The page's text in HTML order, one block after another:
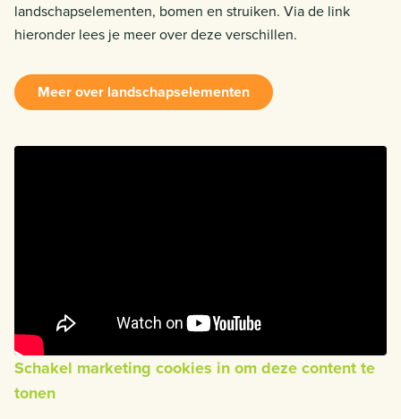
landschapselementen, bomen en struiken. Via de link
hieronder lees je meer over deze verschillen.
Meer over landschapselementen
Schakel marketing cookies in om deze content te
tonen